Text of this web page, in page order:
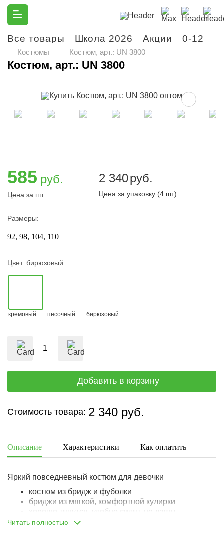
Все товары Школа 2026 Акции 0-12
Костюмы Костюм, арт.: UN 3800
Костюм, арт.: UN 3800
585 руб.
Цена за шт
2 340руб.
Цена за упаковку (4 шт)
Размеры:
92 98 104 110
Цвет: бирюзовый
кремовый песочный бирюзовый
Стоимость товара: 2 340 руб.
Описание Характеристики Как оплатить
Яркий повседневный костюм для девочки
костюм из бридж и фуболки
бриджи из мягкой, комфортной кулирки
хорошо тянутся, удобно сидят, не давят
возвращают прежнюю форму, не пузырятся
Читать полностью